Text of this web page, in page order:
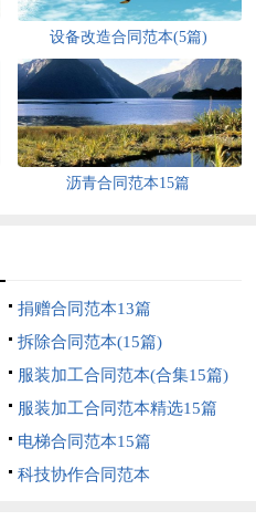
设备改造合同范本(5篇)
沥青合同范本15篇
捐赠合同范本13篇
拆除合同范本(15篇)
服装加工合同范本(合集15篇)
服装加工合同范本精选15篇
电梯合同范本15篇
科技协作合同范本